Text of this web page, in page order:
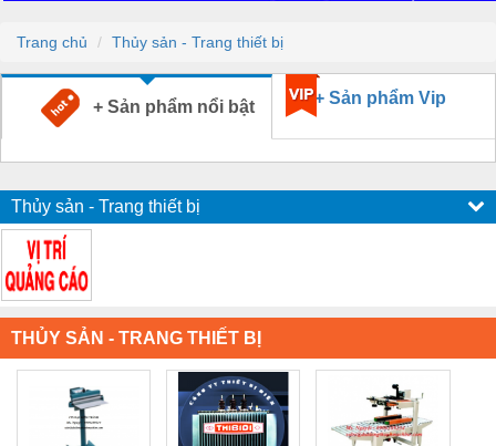
Trang chủ Thủy sản - Trang thiết bị
+ Sản phẩm nổi bật + Sản phẩm Vip
Thủy sản - Trang thiết bị
THỦY SẢN - TRANG THIẾT BỊ